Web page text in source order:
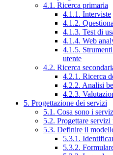
4.1. Ricerca primaria
4.1.1. Interviste
4.1.2.
4.1.3. Test di
4.1.4. Web
4.1.5.
utente
4.2. Ricerca
4.2.1. Ricerca
4.2.2. Analisi
4.2.3.
5. Progettazione dei servizi
5.1. Cosa sono i
5.2. Progettare
5.3. Definire il
5.3.1.
5.3.2.